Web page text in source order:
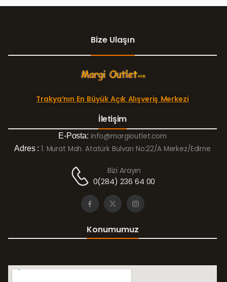
Bize Ulaşın
Trakya’nın En Büyük Açık Alışveriş Merkezi
İletişim
E-Posta: info@margioutlet.com
Adres : 1. Murat Mah. Atatürk Bulvarı No:22/A Merkez/Edirne
Bizi Arayın
0(284) 236 64 00
Konumumuz